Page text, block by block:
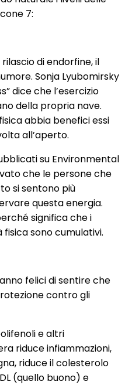
7:
di endorfine, il
Sonja Lyubomirsky
dice che l’esercizio
della propria nave.
abbia benefici essi
all’aperto.
su Environmental
che le persone che
si sentono più
questa energia.
significa che i
sono cumulativi.
felici di sentire che
contro gli
e altri
riduce infiammazioni,
riduce il colesterolo
(quello buono) e